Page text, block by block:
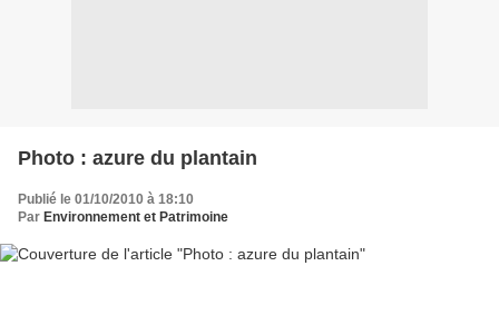
Photo : azure du plantain
Publié le 01/10/2010 à 18:10
Par Environnement et Patrimoine